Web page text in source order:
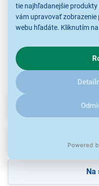
tie najhľadanejšie
vám upravovať
webu hľadáte. Kliknutím
o chovaní na webe pre
V prípade že vás zaujímajú
ďalšími údaji pracujeme,
Na